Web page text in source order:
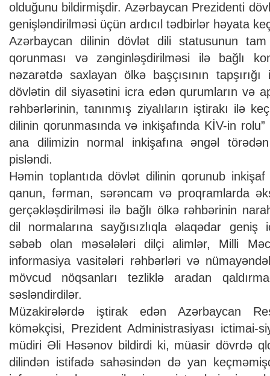
olduğunu bildirmişdir. Azərbaycan Prezidenti
genişləndirilməsi üçün ardıcıl tədbirlər həyata
Azərbaycan dilinin dövlət dili statusunun
qorunması və zənginləşdirilməsi ilə bağlı
nəzarətdə saxlayan ölkə başçısının
dövlətin dil siyasətini icra edən qurumların və
rəhbərlərinin, tanınmış ziyalıların iştirakı ilə
dilinin qorunmasında və inkişafında KİV-in
ana dilimizin normal inkişafına əngəl
pisləndi.
Həmin toplantıda dövlət dilinin qorunub
qanun, fərman, sərəncam və proqramlarda
gerçəkləşdirilməsi ilə bağlı ölkə rəhbərinin
dil normalarına sayğısızlıqla əlaqədar geniş
səbəb olan məsələləri dilçi alimlər, Milli
informasiya vasitələri rəhbərləri və
mövcud nöqsanları tezliklə aradan
səsləndirdilər.
Müzakirələrdə iştirak edən Azərbaycan
köməkçisi, Prezident Administrasiyası ictimai-
müdiri Əli Həsənov bildirdi ki, müasir dövrdə
dilindən istifadə sahəsindən də yan